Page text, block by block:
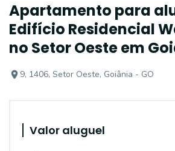
Apartamento para
Edifício Residencial
no Setor Oeste em
9, 1406, Setor Oeste, Goiânia - GO
Valor aluguel